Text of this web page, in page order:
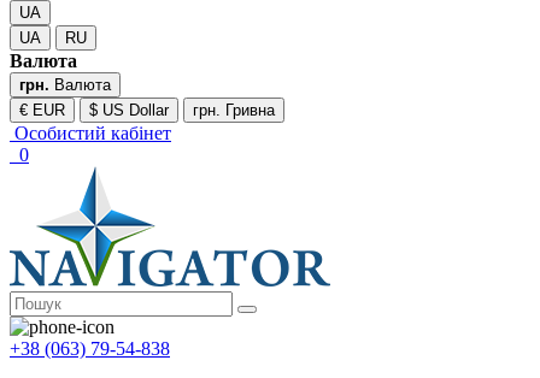
UA
UA
RU
Валюта
грн. Валюта
€ EUR
$ US Dollar грн. Гривна
Особистий кабінет
0
+38 (063) 79-54-838